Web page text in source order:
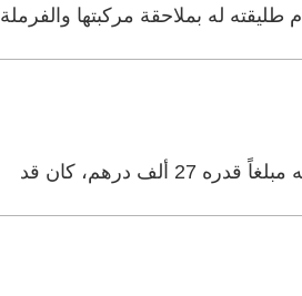
له بملاحقة مركبتها والفرملة
درهم، كان قد